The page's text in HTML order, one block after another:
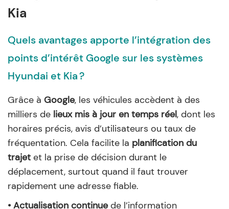
Kia
Quels avantages apporte l’intégration des
points d’intérêt Google sur les systèmes
Hyundai et Kia ?
Grâce à Google, les véhicules accèdent à des
milliers de lieux mis à jour en temps réel, dont les
horaires précis, avis d’utilisateurs ou taux de
fréquentation. Cela facilite la planification du
trajet et la prise de décision durant le
déplacement, surtout quand il faut trouver
rapidement une adresse fiable.
• Actualisation continuede l’information